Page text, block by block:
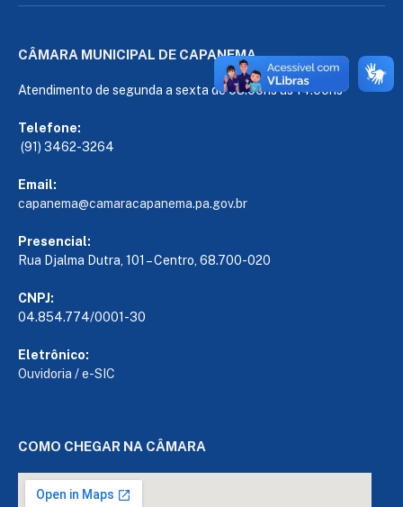
CÂMARA MUNICIPAL DE CAPANEMA
Atendimento de segunda a sexta de 08:00hs às 14:00hs
Telefone:
(91) 3462-3264
Email:
capanema@camaracapanema.pa.gov.br
Presencial:
Rua Djalma Dutra, 101 – Centro, 68.700-020
CNPJ:
04.854.774/0001-30
Eletrônico:
Ouvidoria /e-SIC
COMO CHEGAR NA CÂMARA